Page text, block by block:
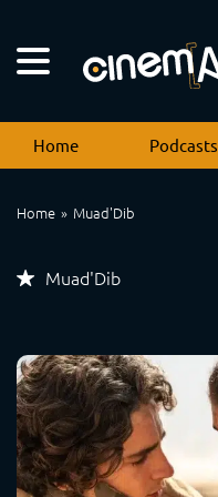
Home Podcasts
Home Muad'Dib
Muad'Dib